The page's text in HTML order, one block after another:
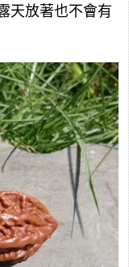
天放著也不會有